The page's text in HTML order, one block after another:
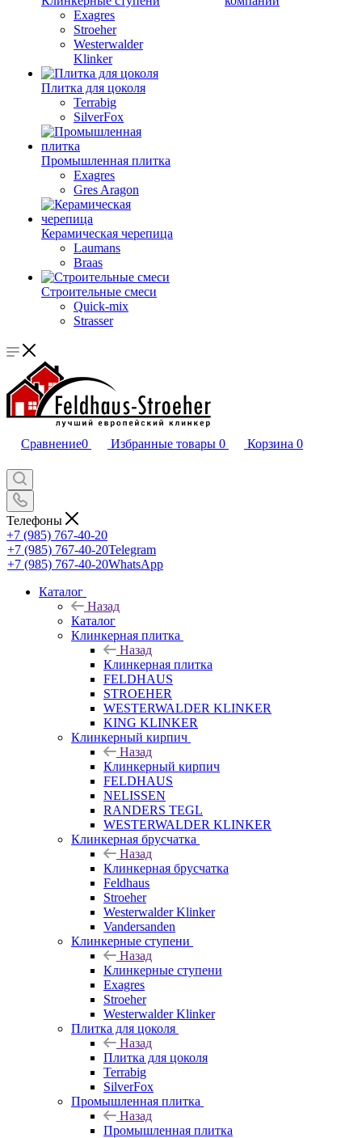
Exagres
Stroeher
Westerwalder
Klinker
Плитка для цоколя
Terrabig
SilverFox
Промышленная плитка
Exagres
Gres Aragon
Керамическая черепица
Laumans
Braas
Строительные смеси
Quick-mix
Strasser
Сравнение0 Избранные товары 0 Корзина 0
Телефоны
+7 (985) 767-40-20
+7 (985) 767-40-20Telegram
+7 (985) 767-40-20WhatsApp
Каталог
Назад
Каталог
Клинкерная плитка
Назад
Клинкерная плитка
FELDHAUS
STROEHER
WESTERWALDER KLINKER
KING KLINKER
Клинкерный кирпич
Назад
Клинкерный кирпич
FELDHAUS
NELISSEN
RANDERS TEGL
WESTERWALDER KLINKER
Клинкерная брусчатка
Назад
Клинкерная брусчатка
Feldhaus
Stroeher
Westerwalder Klinker
Vandersanden
Клинкерные ступени
Назад
Клинкерные ступени
Exagres
Stroeher
Westerwalder Klinker
Плитка для цоколя
Назад
Плитка для цоколя
Terrabig
SilverFox
Промышленная плитка
Назад
Промышленная плитка